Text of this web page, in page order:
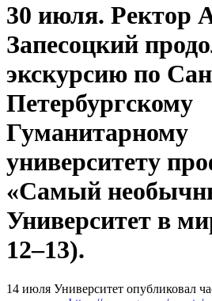
30 июля. Ректор
Запесоцкий
экскурсию по
Петербургскому
Гуманитарному
университету
«Самый
Университет в
12–13).
14 июля Университет опубликовал